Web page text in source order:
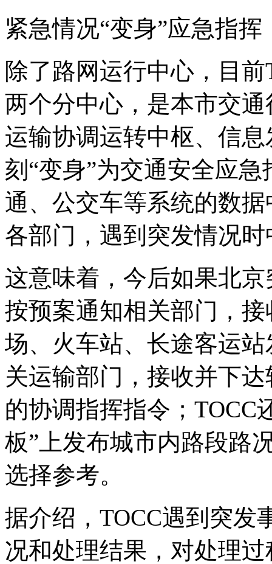
紧急情况“变身”应急指挥
除了路网运行中心，目
两个分中心，是本市交
运输协调运转中枢、信
刻“变身”为交通安全应
通、公交车等系统的数
各部门，遇到突发情况
这意味着，今后如果北
按预案通知相关部门，
场、火车站、长途客运
关运输部门，接收并下
的协调指挥指令；TOCC
板”上发布城市内路段路
选择参考。
据介绍，TOCC遇到突发
况和处理结果，对处理